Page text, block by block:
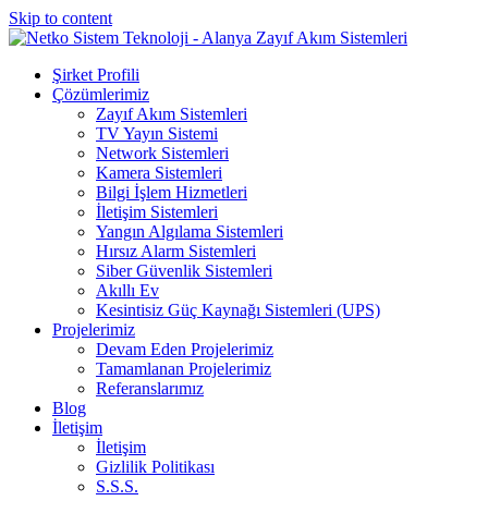
Skip to content
Şirket Profili
Çözümlerimiz
Zayıf Akım Sistemleri
TV Yayın Sistemi
Network Sistemleri
Kamera Sistemleri
Bilgi İşlem Hizmetleri
İletişim Sistemleri
Yangın Algılama Sistemleri
Hırsız Alarm Sistemleri
Siber Güvenlik Sistemleri
Akıllı Ev
Kesintisiz Güç Kaynağı Sistemleri (UPS)
Projelerimiz
Devam Eden Projelerimiz
Tamamlanan Projelerimiz
Referanslarımız
Blog
İletişim
İletişim
Gizlilik Politikası
S.S.S.